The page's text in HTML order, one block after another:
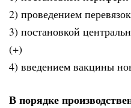
2) проведением
3) постановкой
(+)
4) введением вакцины
В порядке